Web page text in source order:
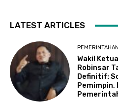
LATEST ARTICLES
PEMERINTAHAN
Wakil
Robinsar
Definitif:
Pemimpin,